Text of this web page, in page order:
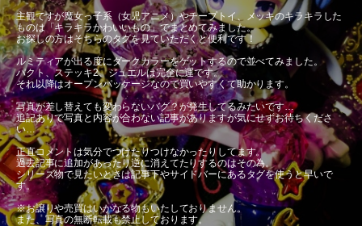
主観ですが魔女っ子系（女児アニメ）やチープトイ、メッキのキラキラした
ものは「キラキラかわいいもの」でまとめてみました。
お探しの方はそちらのタグを見ていただくと便利です！
ルミティアが出る度にダークカラーをゲットするので並べてみました。
パクト、ステッキ2、ジュエルは完全に運です。
それ以降はオープンパッケージなので買いやすくて助かります。
写真が差し替えても変わらないバグ？が発生してるみたいです…
追記ありで写真と内容が合わない記事がありますが気にせずお待ちくださ
い…
正直コメントは気分でつけたりつけなかったりしてます。
過去記事に追加があったり逆に消えてたりするのはその為。
シリーズ物で見たいときは記事下やサイドバーにあるタグを使うと早いで
す。
※お譲りや売買はいかなる物もいたしておりません。
また、写真の無断転載も禁止しております。